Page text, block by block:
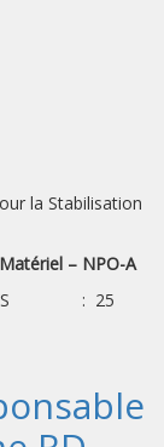
la Stabilisation
– NPO-A
: 25